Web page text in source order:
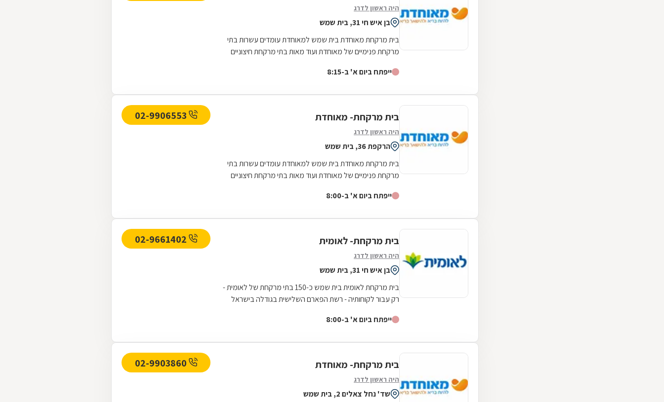
היה ראשון לדרג
בן איש חי 31, בית שמש
בית מרקחת מאוחדת בית שמש למאוחדת עומדים עשרות בתי
מרקחת פנימיים של מאוחדת ועוד מאות בתי מרקחת חיצוניים
ייפתח ביום א' ב-8:15
בית מרקחת- מאוחדת
היה ראשון לדרג
הרקפת 36, בית שמש
בית מרקחת מאוחדת בית שמש למאוחדת עומדים עשרות בתי
מרקחת פנימיים של מאוחדת ועוד מאות בתי מרקחת חיצוניים
ייפתח ביום א' ב-8:00
בית מרקחת- לאומית
היה ראשון לדרג
בן איש חי 31, בית שמש
בית מרקחת לאומית בית שמש כ-150 בתי מרקחת של לאומית -
רק עבור לקוחותיה - רשת הפארם השלישית בגודלה בישראל
ייפתח ביום א' ב-8:00
בית מרקחת- מאוחדת
היה ראשון לדרג
שד' נחל צאלים 2, בית שמש